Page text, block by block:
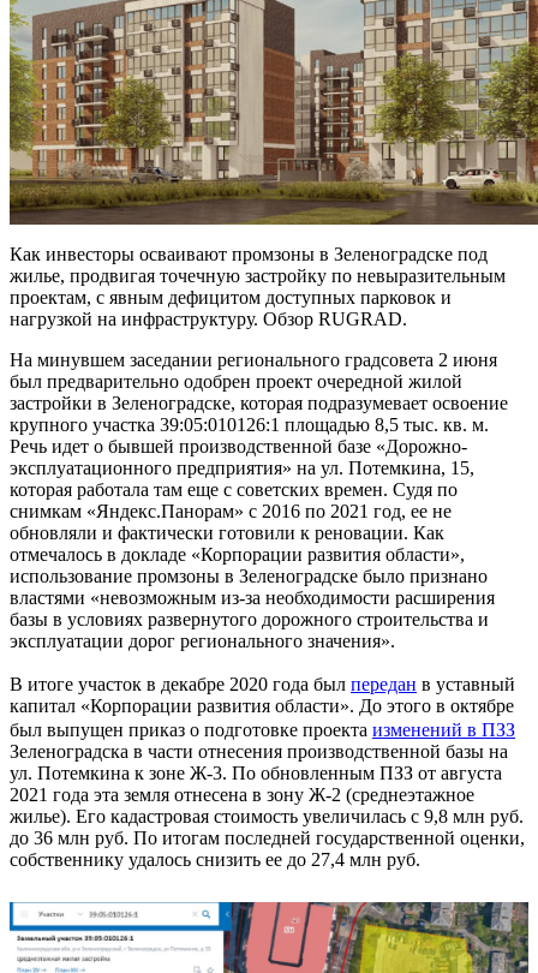
Как инвесторы осваивают промзоны в Зеленоградске под
жилье, продвигая точечную застройку по невыразительным
проектам, с явным дефицитом доступных парковок и
нагрузкой на инфраструктуру. Обзор RUGRAD.
На минувшем заседании регионального градсовета 2 июня
был предварительно одобрен проект очередной жилой
застройки в Зеленоградске, которая подразумевает освоение
крупного участка 39:05:010126:1 площадью 8,5 тыс. кв. м.
Речь идет о бывшей производственной базе «Дорожно-
эксплуатационного предприятия» на ул. Потемкина, 15,
которая работала там еще с советских времен. Судя по
снимкам «Яндекс.Панорам» c 2016 по 2021 год, ее не
обновляли и фактически готовили к реновации. Как
отмечалось в докладе «Корпорации развития области»,
использование промзоны в Зеленоградске было признано
властями «невозможным из-за необходимости расширения
базы в условиях развернутого дорожного строительства и
эксплуатации дорог регионального значения».
В итоге участок в декабре 2020 года был передан в уставный
капитал «Корпорации развития области». До этого в октябре
был выпущен приказ о подготовке проекта изменений в ПЗЗ
Зеленоградска в части отнесения производственной базы на
ул. Потемкина к зоне Ж-3. По обновленным ПЗЗ от августа
2021 года эта земля отнесена в зону Ж-2 (среднеэтажное
жилье). Его кадастровая стоимость увеличилась с 9,8 млн руб.
до 36 млн руб. По итогам последней государственной оценки,
собственнику удалось снизить ее до 27,4 млн руб.